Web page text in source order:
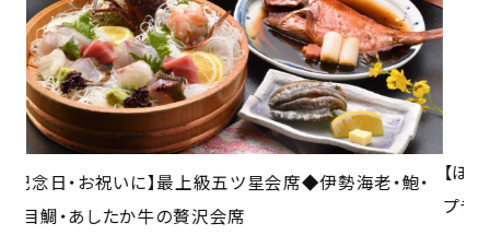
【ほどよい量で気軽に楽しむ】月替創作会席♪はまゆう
プラン